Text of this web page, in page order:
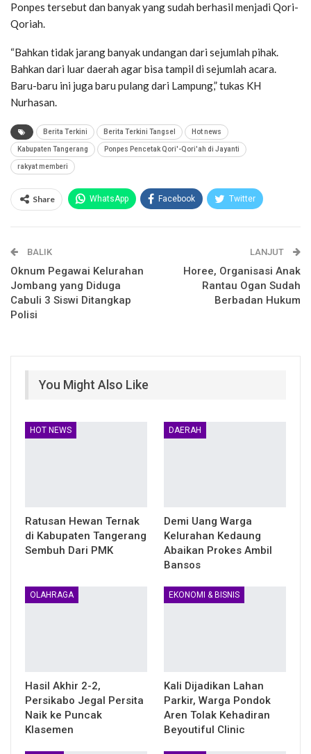
Ponpes tersebut dan banyak yang sudah berhasil menjadi Qori-
Qoriah.
“Bahkan tidak jarang banyak undangan dari sejumlah pihak.
Bahkan dari luar daerah agar bisa tampil di sejumlah acara.
Baru-baru ini juga baru pulang dari Lampung,” tukas KH
Nurhasan.
Berita Terkini Berita Terkini Tangsel Hot news
Kabupaten Tangerang Ponpes Pencetak Qori'-Qori'ah di Jayanti
rakyat memberi
Share WhatsApp Facebook Twitter
Telegram
BALIK
Oknum Pegawai Kelurahan
Jombang yang Diduga
Cabuli 3 Siswi Ditangkap
Polisi
LANJUT
Horee, Organisasi Anak
Rantau Ogan Sudah
Berbadan Hukum
You Might Also Like
HOT NEWS
Ratusan Hewan Ternak
di Kabupaten Tangerang
Sembuh Dari PMK
DAERAH
Demi Uang Warga
Kelurahan Kedaung
Abaikan Prokes Ambil
Bansos
OLAHRAGA
Hasil Akhir 2-2,
Persikabo Jegal Persita
Naik ke Puncak
Klasemen
EKONOMI & BISNIS
Kali Dijadikan Lahan
Parkir, Warga Pondok
Aren Tolak Kehadiran
Beyoutiful Clinic